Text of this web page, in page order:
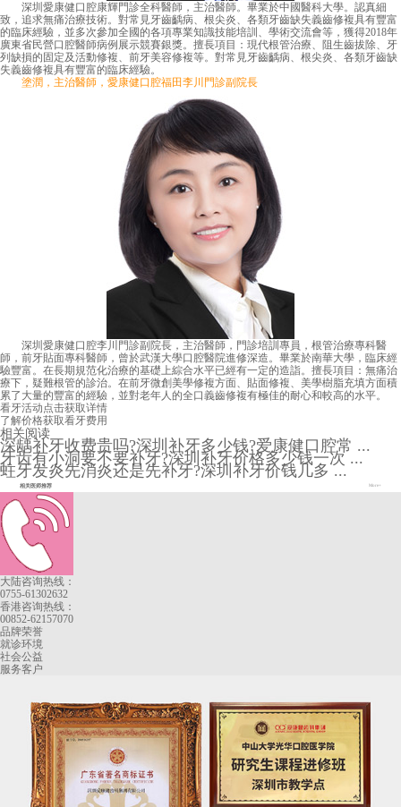
深圳愛康健口腔康輝門診全科醫師，主治醫師。畢業於中國醫科大學。認真細
致，追求無痛治療技術。對常見牙齒齲病、根尖炎、各類牙齒缺失義齒修複具有豐富
的臨床經驗，並多次參加全國的各項專業知識技能培訓、學術交流會等，獲得2018年
廣東省民營口腔醫師病例展示競賽銀獎。擅長項目：現代根管治療、阻生齒拔除、牙
列缺損的固定及活動修複、前牙美容修複等。對常見牙齒齲病、根尖炎、各類牙齒缺
失義齒修複具有豐富的臨床經驗。
塗潤，主治醫師，愛康健口腔福田李川門診副院長
深圳愛康健口腔李川門診副院長，主治醫師，門診培訓專員，根管治療專科醫
師，前牙貼面專科醫師，曾於武漢大學口腔醫院進修深造。畢業於南華大學，臨床經
驗豐富。在長期規范化治療的基礎上綜合水平已經有一定的造詣。擅長項目：無痛治
療下，疑難根管的診治。在前牙微創美學修複方面、貼面修複、美學樹脂充填方面積
累了大量的豐富的經驗，並對老年人的全口義齒修複有極佳的耐心和較高的水平。
看牙活动点击获取详情
了解价格获取看牙费用
相关阅读
深龋补牙收费贵吗?深圳补牙多少钱?爱康健口腔常 ...
牙齿有小洞要不要补牙?深圳补牙价格多少钱一次 ...
蛀牙发炎先消炎还是先补牙?深圳补牙价钱几多 ...
相关医师推荐 More+
大陆咨询热线：
0755-61302632
香港咨询热线：
00852-62157070
品牌荣誉
就诊环境
社会公益
服务客户